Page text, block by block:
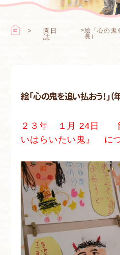
園日
誌
>絵「心の鬼
長）
絵「心の鬼を追い払おう！」（
２３年 １月 24日
いはらいたい鬼』 に